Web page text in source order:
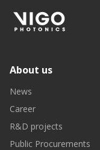
About us
News
Career
R&D projects
Public Procurements